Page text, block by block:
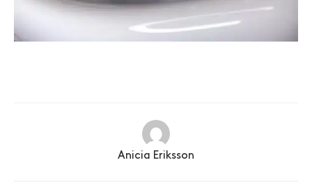
Anicia Eriksson